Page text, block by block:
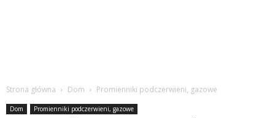
Strona główna Dom Promienniki podczerwieni, gazowe
Dom Promienniki podczerwieni, gazowe